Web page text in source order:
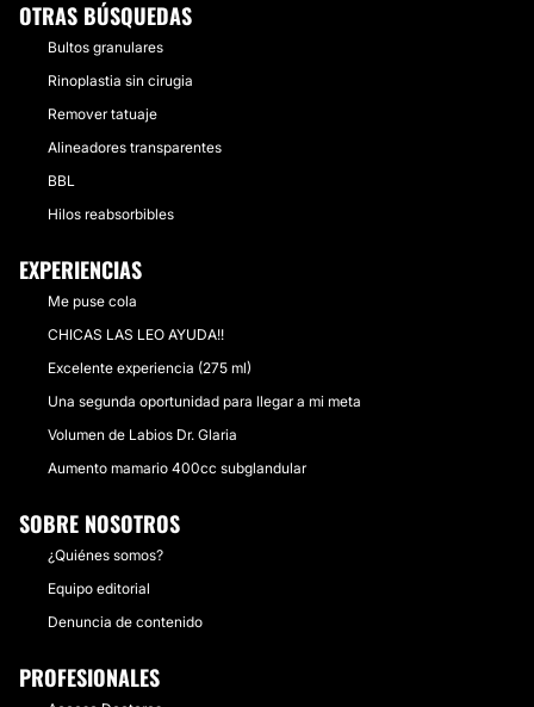
OTRAS BÚSQUEDAS
Bultos granulares
Rinoplastia sin cirugia
Remover tatuaje
Alineadores transparentes
BBL
Hilos reabsorbibles
EXPERIENCIAS
Me puse cola
CHICAS LAS LEO AYUDA!!
Excelente experiencia (275 ml)
Una segunda oportunidad para llegar a mi meta
Volumen de Labios Dr. Glaria
Aumento mamario 400cc subglandular
SOBRE NOSOTROS
¿Quiénes somos?
Equipo editorial
Denuncia de contenido
PROFESIONALES